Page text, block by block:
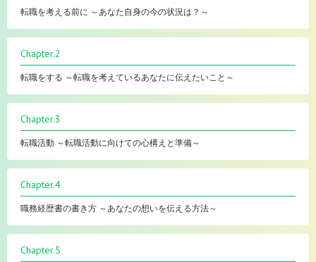
転職を考える前に ～あなた自身の今の状況は？～
Chapter.2
転職をする ～転職を考えているあなたに伝えたいこと～
Chapter.3
転職活動 ～転職活動に向けての心構えと準備～
Chapter.4
職務経歴書の書き方 ～あなたの想いを伝える方法～
Chapter.5